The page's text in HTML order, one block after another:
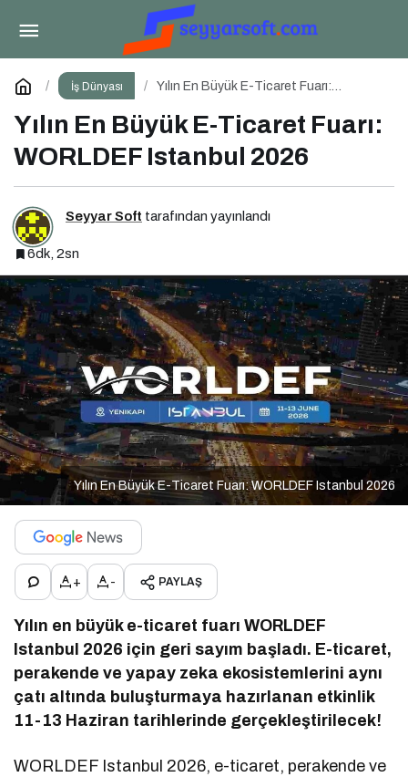
İş Dünyası
Yılın En Büyük E-Ticaret Fuarı:
Yılın En Büyük E-Ticaret Fuarı:
WORLDEF Istanbul 2026
Seyyar Soft tarafından yayınlandı
6dk, 2sn
Yılın En Büyük E-Ticaret Fuarı: WORLDEF Istanbul 2026
+ - PAYLAŞ
Yılın en büyük e-ticaret fuarı WORLDEF
Istanbul 2026 için geri sayım başladı. E-ticaret,
perakende ve yapay zeka ekosistemlerini aynı
çatı altında buluşturmaya hazırlanan etkinlik
11-13 Haziran tarihlerinde gerçekleştirilecek!
WORLDEF Istanbul 2026, e-ticaret, perakende ve
Before Friday Etkinliği İçin Geri Sayım!
Yorum Yap